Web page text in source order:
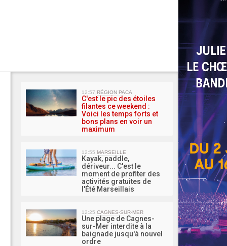
MA
12:57 RÉGION PACA
C'est le pic des étoiles
filantes ce weekend :
Voici les temps forts et
bons plans en voir un
maximum
12:55 MARSEILLE
Kayak, paddle,
dériveur... C'est le
moment de profiter des
activités gratuites de
l'Été Marseillais
12:25 CAGNES-SUR-MER
Une plage de Cagnes-
sur-Mer interdite à la
baignade jusqu'à nouvel
ordre